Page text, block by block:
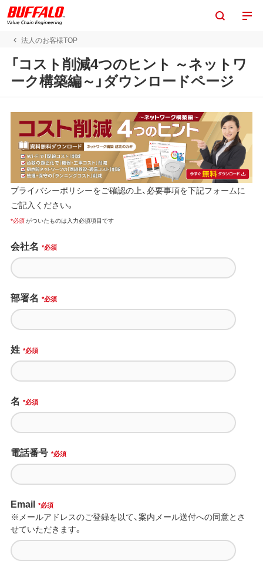
法人のお客様TOP
「コスト削減4つのヒント ～ネットワ
ーク構築編～」ダウンロードページ
プライバシーポリシーをご確認の上、必要事項を下記フォームに
ご記入ください。
*必須がついたものは 入力必須項目です
会社名 *
部署名 *
姓 *
名 *
電話番号 *
Email *
※メールアドレスのご登録を以て、案内メール送付への同意とさ
せていただきます。